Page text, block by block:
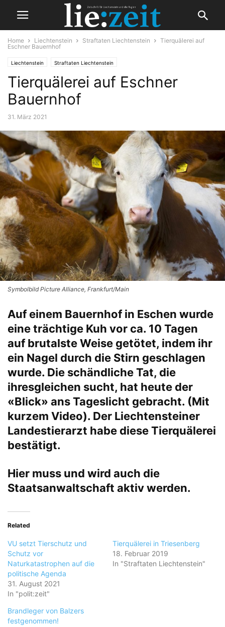
Home Liechtenstein Straftaten Liechtenstein
Tierquälerei auf
Eschner Bauernhof
Liechtenstein Straftaten Liechtenstein
Tierquälerei auf Eschner
Bauernhof
31. März 2021
Symbolbild Picture Alliance, Frankfurt/Main
Auf einem Bauernhof in Eschen wurde
eine trächtige Kuh vor ca. 10 Tagen
auf brutalste Weise getötet, indem ihr
ein Nagel durch die Stirn geschlagen
wurde. Die schändliche Tat, die
ihresgleichen sucht, hat heute der
«Blick» ans Tageslicht gebracht. (Mit
kurzem Video). Der Liechtensteiner
Landestierarzt habe diese Tierquälerei
bestätigt.
Hier muss und wird auch die
Staatsanwaltschaft aktiv werden.
Related
VU setzt Tierschutz und
Schutz vor
Naturkatastrophen auf die
politische Agenda
31. August 2021
In "polit:zeit"
Tierquälerei in Triesenberg
18. Februar 2019
In "Straftaten Liechtenstein"
Brandleger von Balzers
festgenommen!